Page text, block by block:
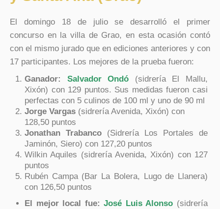
El domingo 18 de julio se desarrolló el primer
concurso en la villa de Grao, en esta ocasión contó
con el mismo jurado que en ediciones anteriores y con
17 participantes. Los mejores de la prueba fueron:
Ganador: Salvador Ondó (sidrería El Mallu,
Xixón) con 129 puntos. Sus medidas fueron casi
perfectas con 5 culinos de 100 ml y uno de 90 ml
Jorge Vargas (sidrería Avenida, Xixón) con
128,50 puntos
Jonathan Trabanco (Sidrería Los Portales de
Jaminón, Siero) con 127,20 puntos
Wilkin Aquiles (sidrería Avenida, Xixón) con 127
puntos
Rubén Campa (Bar La Bolera, Lugo de Llanera)
con 126,50 puntos
El mejor local fue:José Luis Alonso (sidrería